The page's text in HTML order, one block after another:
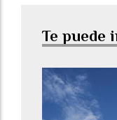
Te puede